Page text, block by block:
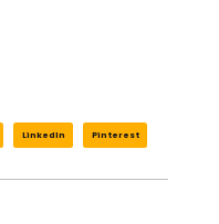
LinkedIn Pinterest